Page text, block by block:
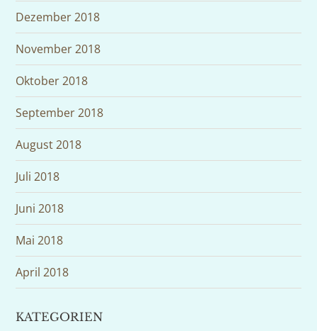
Dezember 2018
November 2018
Oktober 2018
September 2018
August 2018
Juli 2018
Juni 2018
Mai 2018
April 2018
KATEGORIEN